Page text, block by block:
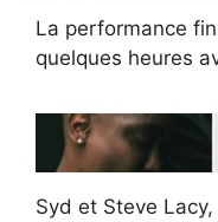
La performance
quelques heures
Syd et Steve